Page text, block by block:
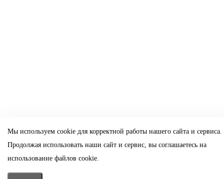
Мы используем cookie для корректной работы нашего сайта и сервиса.
Продолжая использовать наши сайт и сервис, вы соглашаетесь на
использование файлов cookie.